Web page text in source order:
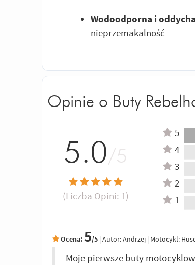
Wodoodporna i
nieprzemakalność
Opinie o Buty
5.0/5
(Liczba Opini: 1)
5
4
3
2
1
Ocena: 5/5 | Autor:Andrzej | Motocykl:
Moje pierwsze buty